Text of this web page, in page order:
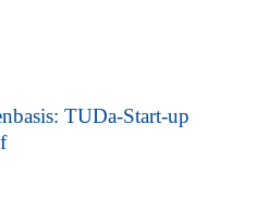
TUDa-Start-up